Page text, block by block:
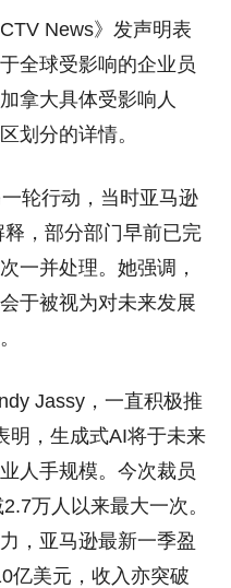
News》发声明表
全球受影响的企业员
拿大具体受影响人
划分的详情。
轮行动，当时亚马逊
，部分部门早前已完
一并处理。她强调，
于被视为对未来发展
Jassy，一直积极推
明，生成式AI将于未来
人手规模。今次裁员
万人以来最大一次。
，亚马逊最新一季盈
亿美元，收入亦突破